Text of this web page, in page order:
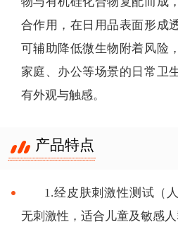
合作用，在日用品表面形成
可辅助降低微生物附着风险
家庭、办公等场景的日常卫
有外观与触感。
产品特点
1.经皮肤刺激性测试（
无刺激性，适合儿童及敏感人